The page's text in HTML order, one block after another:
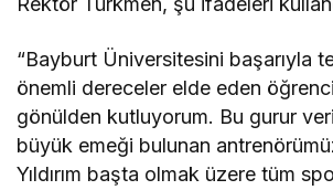
“Bayburt Üniversitesini başarıyla
önemli dereceler elde eden
gönülden kutluyorum. Bu gurur
büyük emeği bulunan
Yıldırım başta olmak üzere tüm